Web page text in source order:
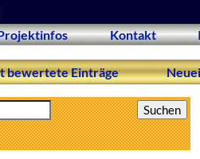
Kontakt
bewertete Einträge